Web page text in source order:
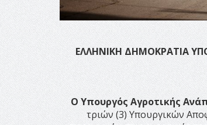
ΕΛΛΗΝΙΚΗ ΔΗΜΟΚΡΑΤΙΑ
Ο Υπουργός Αγροτικής
τριών (3) Υπουργικών